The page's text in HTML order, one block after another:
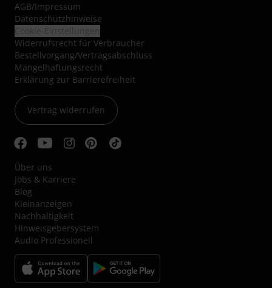
AGB/Impressum
Datenschutzhinweise
Widerrufsrecht für Verbraucher
Bestellvorgang/Vertragsabschluss
Mängelhaftungsrecht
Erklärung zur Barrierefreiheit
Vertrag widerrufen
Über uns
Jobs & Karriere
Blog
Kleinanzeigen
Nachhaltigkeit
Hinweisgebersystem
Audio Professionell